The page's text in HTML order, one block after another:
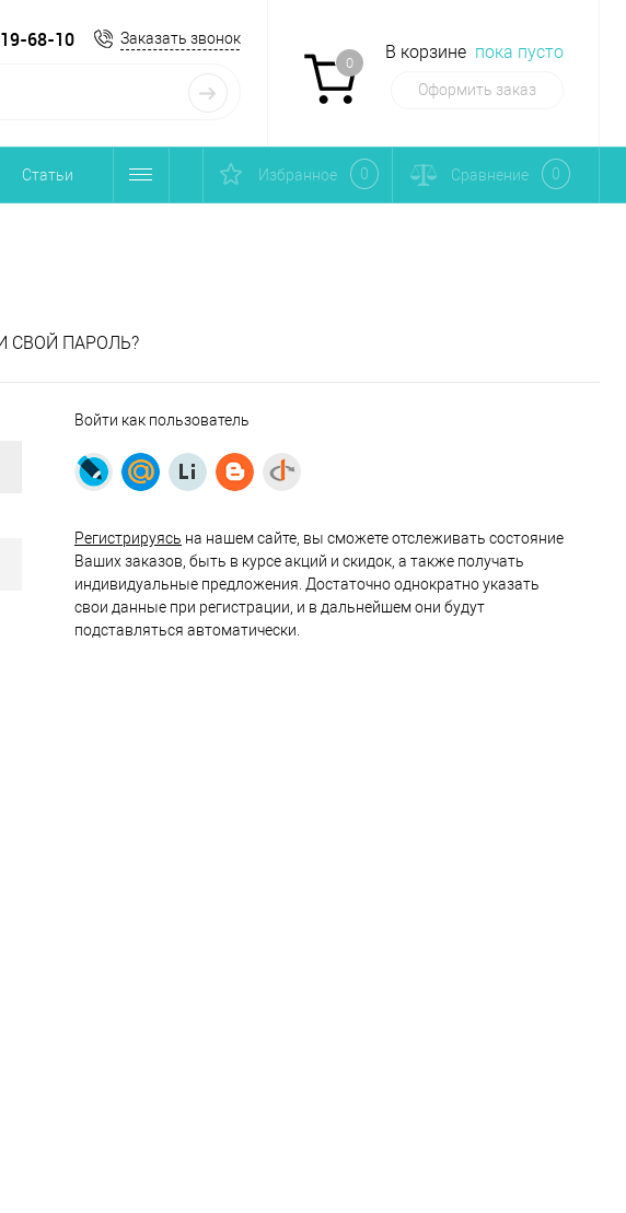
68-10 Заказать звонок
0
В корзине пока пусто
Оформить заказ
Статьи Избранное 0 Сравнение 0
СВОЙ ПАРОЛЬ?
Войти как пользователь
Регистрируясь на нашем сайте, вы сможете отслеживать состояние
Ваших заказов, быть в курсе акций и скидок, а также получать
индивидуальные предложения. Достаточно однократно указать
свои данные при регистрации, и в дальнейшем они будут
подставляться автоматически.